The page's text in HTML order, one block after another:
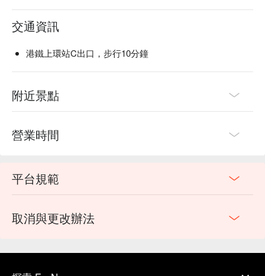
交通資訊
港鐵上環站C出口，步行10分鐘
附近景點
營業時間
平台規範
取消與更改辦法